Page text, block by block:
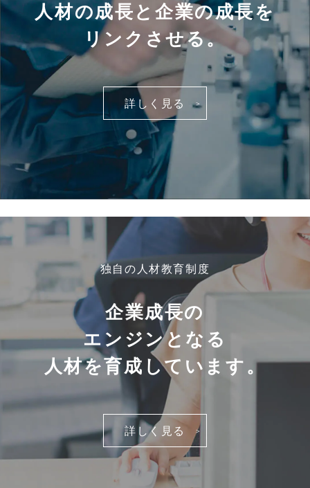
人材の成長と企業の成長を
リンクさせる。
詳しく見る
独自の人材教育制度
企業成長の
エンジンとなる
人材を育成しています。
詳しく見る